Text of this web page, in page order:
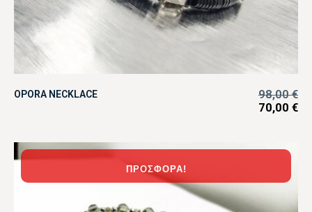
OPORA NECKLACE 98,00€
70,00 €
ΠΡΟΣΦΟΡΆ!